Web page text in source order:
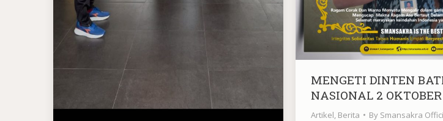
MENGETI DINTEN
NASIONAL 2 OKTOBER
Artikel, Berita By Smansakra